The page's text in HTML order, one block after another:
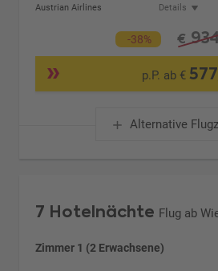
Austrian Airlines
Details
-38% €
p.P. ab €
Alternative
7 Hotelnächte Flug ab
Zimmer 1 (2 Erwachsene)